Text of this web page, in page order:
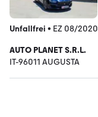
Unfallfrei • EZ 08/2020
AUTO PLANET S.R.L.
IT-96011 AUGUSTA